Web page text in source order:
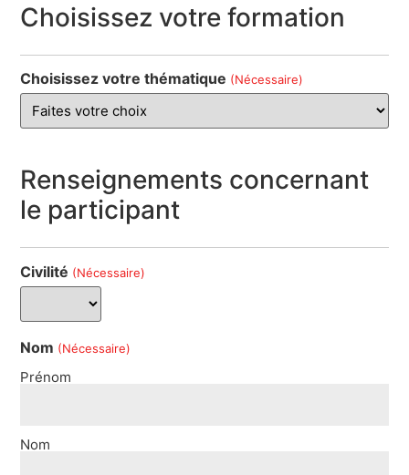
Choisissez votre formation
Choisissez votre thématique (Nécessaire)
Renseignements concernant
le participant
Civilité (Nécessaire)
Nom (Nécessaire)
Prénom
Nom